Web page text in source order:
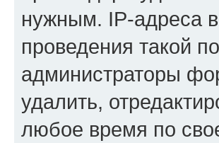
нужным. IP-адреса
проведения такой
администраторы
удалить,
любое время по